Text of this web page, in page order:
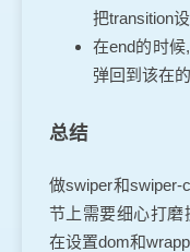
把transition
在end的时
弹回到该在
总结
做swiper和swiper-
节上需要细心打磨
在设置dom和